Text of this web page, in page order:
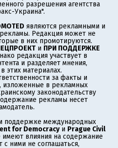
разрешения агентства
Украина".
являются рекламными и
Редакция может не
в них промотируются.
и ПРИ ПОДДЕРЖКЕ
редакция участвует в
и разделяет мнения,
этих материалах.
за факты и
изложенные в рекламных
законодательству
рекламы несет
поддержке международных
for Democracyи Prague Civil
влияния на содержание
с ними не соглашаться,